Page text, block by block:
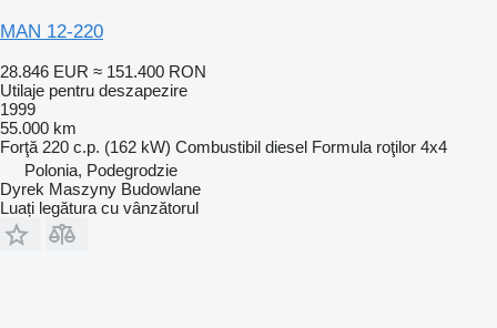
MAN 12-220
28.846 EUR ≈ 151.400 RON
Utilaje pentru deszapezire
1999
55.000 km
Forţă 220 c.p. (162 kW) Combustibil diesel Formula roţilor 4x4
Polonia, Podegrodzie
Dyrek Maszyny Budowlane
Luați legătura cu vânzătorul